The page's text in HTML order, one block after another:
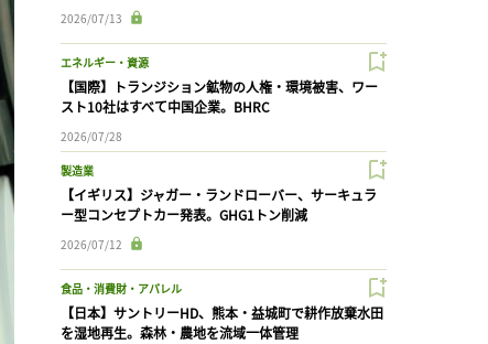
2026/07/13
エネルギー・資源
【国際】トランジション鉱物の人権・環境被害、ワー
スト10社はすべて中国企業。BHRC
2026/07/28
製造業
【イギリス】ジャガー・ランドローバー、サーキュラ
ー型コンセプトカー発表。GHG1トン削減
2026/07/12
食品・消費財・アパレル
【日本】サントリーHD、熊本・益城町で耕作放棄水田
を湿地再生。森林・農地を流域一体管理